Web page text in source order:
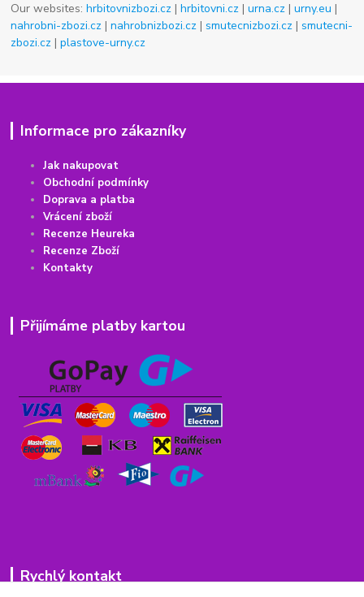
Our websites:hrbitovnizbozi.cz |hrbitovni.cz |urna.cz |urny.eu |
nahrobni-zbozi.cz |nahrobnizbozi.cz |smutecnizbozi.cz |smutecni-
zbozi.cz |plastove-urny.cz
Informace pro zákazníky
Jak nakupovat
Obchodní podmínky
Doprava a platba
Vrácení zboží
Recenze Heureka
Recenze Zboží
Kontakty
Přijímáme platby kartou
Rychlý kontakt